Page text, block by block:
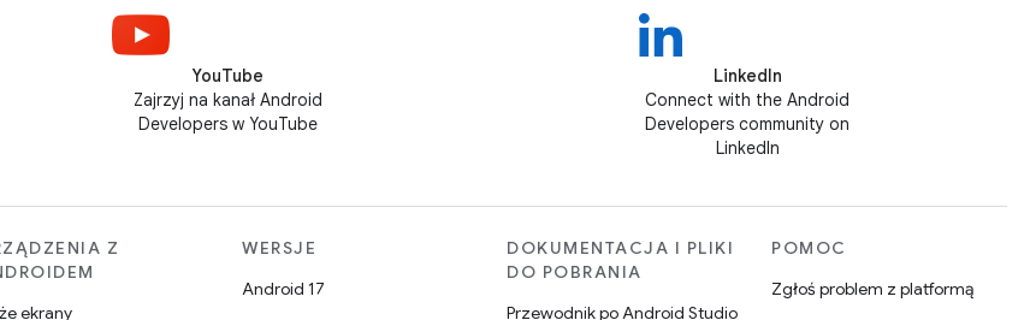
YouTube
Zajrzyj na kanał Android
Developers w YouTube
LinkedIn
Connect with the Android
Developers community on
LinkedIn
Z
ekrany
WERSJE
Android 17
DOKUMENTACJA I PLIKI
DO POBRANIA
Przewodnik po Android Studio
POMOC
Zgłoś problem z platformą